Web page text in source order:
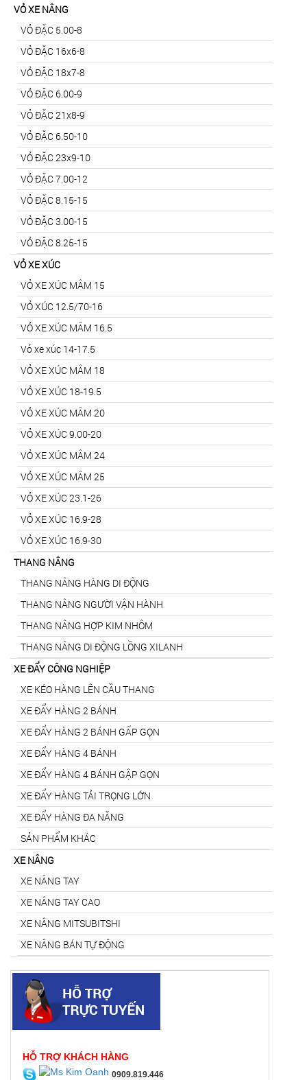
VỎ XE NÂNG
VỎ ĐẶC 5.00-8
VỎ ĐẶC 16x6-8
VỎ ĐẶC 18x7-8
VỎ ĐẶC 6.00-9
VỎ ĐẶC 21x8-9
VỎ ĐẶC 6.50-10
VỎ ĐẶC 23x9-10
VỎ ĐẶC 7.00-12
VỎ ĐẶC 8.15-15
VỎ ĐẶC 3.00-15
VỎ ĐẶC 8.25-15
VỎ XE XÚC
VỎ XE XÚC MÂM 15
VỎ XÚC 12.5/70-16
VỎ XE XÚC MÂM 16.5
Vỏ xe xúc 14-17.5
VỎ XE XÚC MÂM 18
VỎ XE XÚC 18-19.5
VỎ XE XÚC MÂM 20
VỎ XE XÚC 9.00-20
VỎ XE XÚC MÂM 24
VỎ XE XÚC MÂM 25
VỎ XE XÚC 23.1-26
VỎ XE XÚC 16.9-28
VỎ XE XÚC 16.9-30
THANG NÂNG
THANG NÂNG HÀNG DI ĐỘNG
THANG NÂNG NGƯỜI VẬN HÀNH
THANG NÂNG HỢP KIM NHÔM
THANG NÂNG DI ĐỘNG LỒNG XILANH
XE ĐẨY CÔNG NGHIỆP
XE KÉO HÀNG LÊN CẦU THANG
XE ĐẨY HÀNG 2 BÁNH
XE ĐẨY HÀNG 2 BÁNH GẤP GỌN
XE ĐẨY HÀNG 4 BÁNH
XE ĐẨY HÀNG 4 BÁNH GẬP GỌN
XE ĐẨY HÀNG TẢI TRỌNG LỚN
XE ĐẨY HÀNG ĐA NĂNG
SẢN PHẨM KHÁC
XE NÂNG
XE NÂNG TAY
XE NÂNG TAY CAO
XE NÂNG MITSUBITSHI
XE NÂNG BÁN TỰ ĐỘNG
HỖ TRỢ KHÁCH HÀNG
0909.819.446